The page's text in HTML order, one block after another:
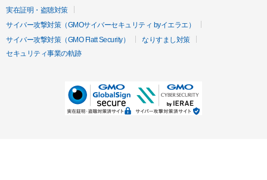
実在証明・盗聴対策
サイバー攻撃対策（GMOサイバーセキュリティ byイエラエ）
サイバー攻撃対策（GMO Flatt Security）
なりすまし対策
セキュリティ事業の軌跡